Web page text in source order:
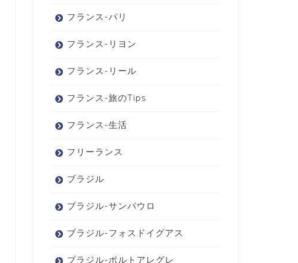
フランス-パリ
フランス-リヨン
フランス-リール
フランス-旅のTips
フランス-生活
フリーランス
ブラジル
ブラジル-サンパウロ
ブラジル-フォスドイグアス
ブラジル-ポルトアレグレ